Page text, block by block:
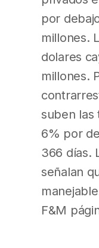
por
millones.
dolares
millones.
suben las
6% por
366 días.
señalan
F&M